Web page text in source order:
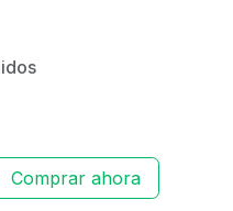
Comprar ahora